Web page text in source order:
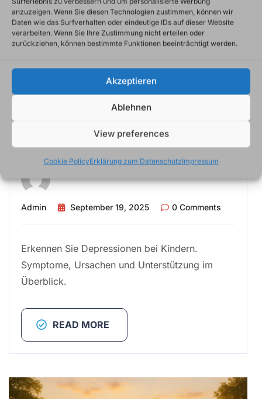
anzuzeigen. Wenn Sie diesen Technologien zustimmen, können wir
Daten wie das Surfverhalten oder eindeutige IDs auf dieser Website
verarbeiten. Wenn Sie Ihre Zustimmung nicht erteilen oder
zurückziehen, können bestimmte Funktionen beeinträchtigt werden.
Akzeptieren
Ablehnen
View preferences
Cookie PolicyErklärung zum DatenschutzImpressum
Wenn Kinder nicht mehr
lächeln: Erkennen und
Verstehen von Depressionen
im Kindesalter
Admin September 19, 2025 0 Comments
Erkennen Sie Depressionen bei Kindern.
Symptome, Ursachen und Unterstützung im
Überblick.
READ MORE